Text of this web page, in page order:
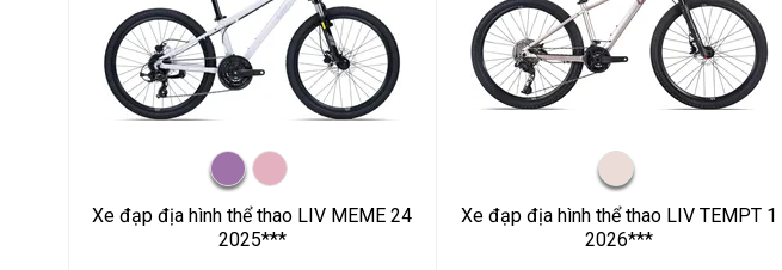
Xe đạp địa hình thể thao LIV MEME 24
2025***
Xe đạp địa hình thể thao LIV TEMPT 1
2026***